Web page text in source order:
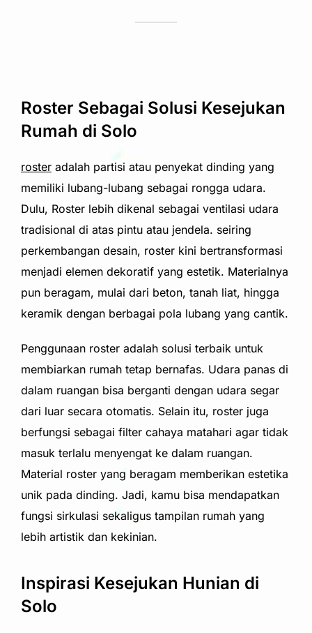
Roster Sebagai Solusi Kesejukan
Rumah di Solo
roster adalah partisi atau penyekat dinding yang
memiliki lubang-lubang sebagai rongga udara.
Dulu, Roster lebih dikenal sebagai ventilasi udara
tradisional di atas pintu atau jendela. seiring
perkembangan desain, roster kini bertransformasi
menjadi elemen dekoratif yang estetik. Materialnya
pun beragam, mulai dari beton, tanah liat, hingga
keramik dengan berbagai pola lubang yang cantik.
Penggunaan roster adalah solusi terbaik untuk
membiarkan rumah tetap bernafas. Udara panas di
dalam ruangan bisa berganti dengan udara segar
dari luar secara otomatis. Selain itu, roster juga
berfungsi sebagai filter cahaya matahari agar tidak
masuk terlalu menyengat ke dalam ruangan.
Material roster yang beragam memberikan estetika
unik pada dinding. Jadi, kamu bisa mendapatkan
fungsi sirkulasi sekaligus tampilan rumah yang
lebih artistik dan kekinian.
Inspirasi Kesejukan Hunian di
Solo